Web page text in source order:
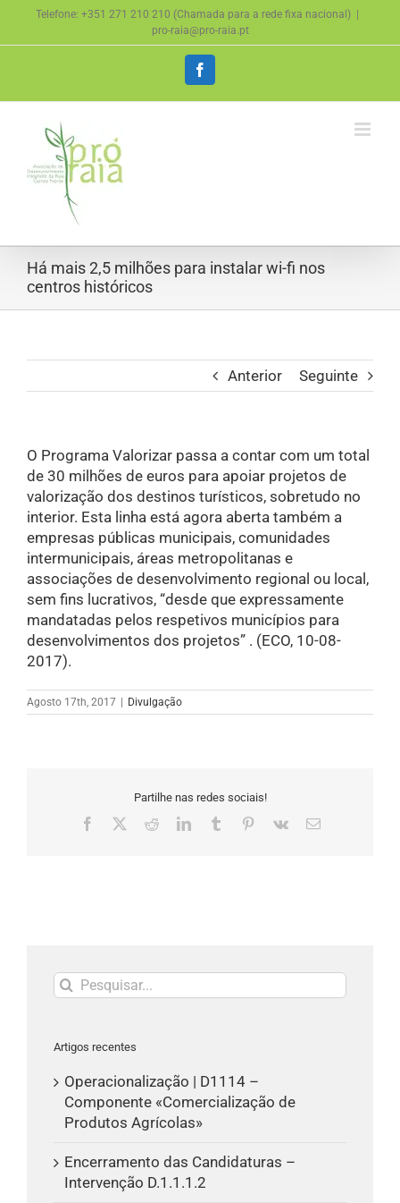
content
Telefone: +351 271 210 210 (Chamada para a rede fixa nacional)
pro-raia@pro-raia.pt
Facebook
Há mais 2,5 milhões para instalar wi-fi nos
centros históricos
Anterior Seguinte
O Programa Valorizar passa a contar com um total
de 30 milhões de euros para apoiar projetos de
valorização dos destinos turísticos, sobretudo no
interior. Esta linha está agora aberta também a
empresas públicas municipais, comunidades
intermunicipais, áreas metropolitanas e
associações de desenvolvimento regional ou local,
sem fins lucrativos, “desde que expressamente
mandatadas pelos respetivos municípios para
desenvolvimentos dos projetos” . (ECO, 10-08-
2017).
Agosto 17th, 2017 Divulgação
Partilhe nas redes sociais!
Facebook RedditLinkedInTumblr Pinterest
Vk
Email
Pesquisar
Artigos recentes
Operacionalização | D1114 –
Componente «Comercialização de
Produtos Agrícolas»
Encerramento das Candidaturas –
Intervenção D.1.1.1.2